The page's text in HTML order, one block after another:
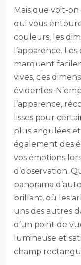
Mais que voit-
qui vous
couleurs, les
l’apparence.
marquent
vives, des
évidentes.
l’apparence,
lisses pour
plus angulées
également des
vos émotions
d’observation.
panorama
brillant, où les
uns des autres
d’un point de
lumineuse et
champ